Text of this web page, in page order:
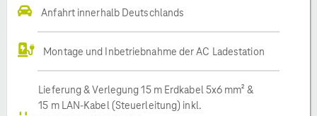
Anfahrt innerhalb Deutschlands
Montage und Inbetriebnahme der AC Ladestation
Lieferung & Verlegung 15 m Erdkabel 5x6 mm² &
15 m LAN-Kabel (Steuerleitung) inkl.